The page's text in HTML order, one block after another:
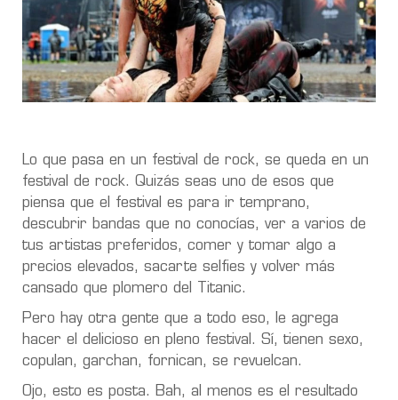
Lo que pasa en un festival de rock, se queda en un
festival de rock. Quizás seas uno de esos que
piensa que el festival es para ir temprano,
descubrir bandas que no conocías, ver a varios de
tus artistas preferidos, comer y tomar algo a
precios elevados, sacarte selfies y volver más
cansado que plomero del Titanic.
Pero hay otra gente que a todo eso, le agrega
hacer el delicioso en pleno festival. Sí, tienen sexo,
copulan, garchan, fornican, se revuelcan.
Ojo, esto es posta. Bah, al menos es el resultado